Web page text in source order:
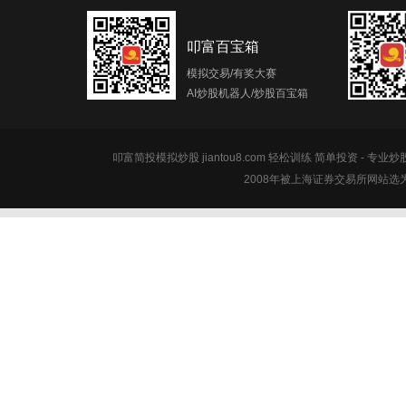
叩富百宝箱
模拟交易/有奖大赛
AI炒股机器人/炒股百宝箱
叩富简投模拟炒股 jiantou8.com 轻松训练 简单投资 - 专业炒
2008年被上海证券交易所网站选